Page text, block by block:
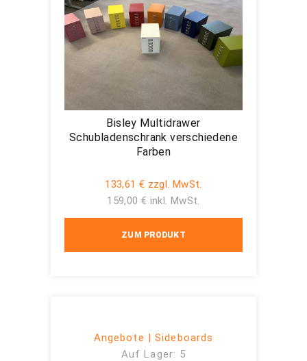
Bisley Multidrawer
Schubladenschrank verschiedene
Farben
133,61 € zzgl. MwSt.
159,00 € inkl. MwSt.
ZUM PRODUKT
Angebote | Sideboards
Auf Lager: 5